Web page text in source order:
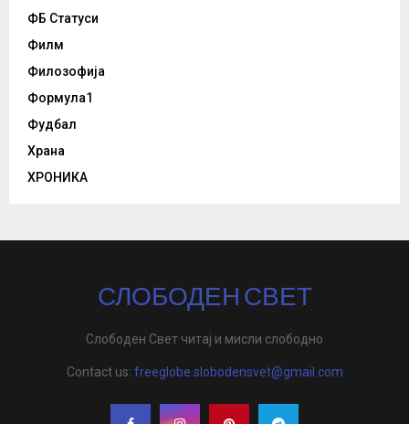
ФБ Статуси
Филм
Филозофија
Формула1
Фудбал
Храна
ХРОНИКА
СЛОБОДЕН СВЕТ
Слободен Свет читај и мисли слободно
Contact us: freeglobe.slobodensvet@gmail.com